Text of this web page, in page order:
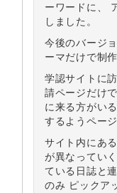
ーワードに、
しました。
今後のバージ
ーマだけで制
学認サイトに
請ページだけ
に来る方がい
するようペー
サイト内にあ
が異なってい
ている日誌と
のみ ピックア